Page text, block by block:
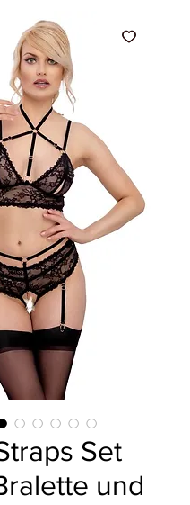
Set
und